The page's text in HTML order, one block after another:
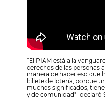
“El PIAM está a la
derechos de las personas
manera de hacer eso que
billete de lotería, porque
muchos significados,
y de comunidad" -declaró